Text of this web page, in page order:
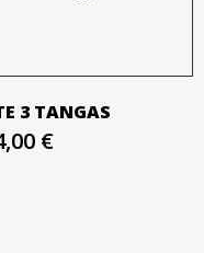
3 TANGAS
€